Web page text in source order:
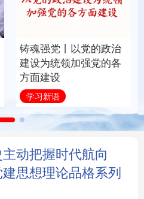
图片 政务
信息化 数字经济
银龄 溯源中国
能源 会展
铸魂强党丨以党的政治
建设为统领加强党的各
方面建设
学习新语
动把握时代航向
思想理论品格系列